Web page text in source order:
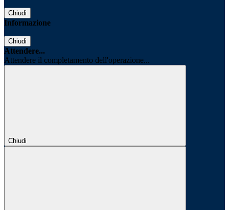
Chiudi
Informazione
Chiudi
Attendere...
Attendere il completamento dell'operazione...
Chiudi